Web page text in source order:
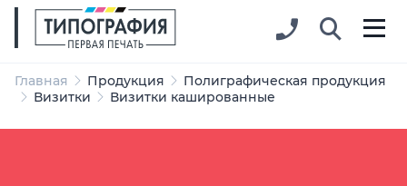
Главная Продукция
Полиграфическая продукция
Визитки
Визитки кашированные